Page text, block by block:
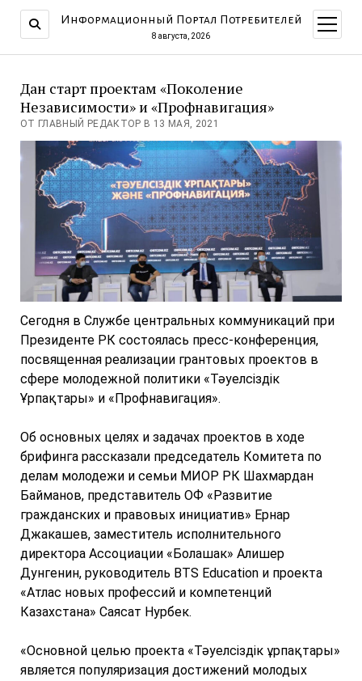
Информационный Портал Потребителей
8 августа, 2026
меню
Дан старт проектам «Поколение
Независимости» и «Профнавигация»
ОТ ГЛАВНЫЙ РЕДАКТОР В 13 МАЯ, 2021
Сегодня в Службе центральных коммуникаций при
Президенте РК состоялась пресс-конференция,
посвященная реализации грантовых проектов в
сфере молодежной политики «Тәуелсіздік
Ұрпақтары» и «Профнавигация».
Об основных целях и задачах проектов в ходе
брифинга рассказали председатель Комитета по
делам молодежи и семьи МИОР РК Шахмардан
Байманов, представитель ОФ «Развитие
гражданских и правовых инициатив» Ернар
Джакашев, заместитель исполнительного
директора Ассоциации «Болашак» Алишер
Дунгенин, руководитель BTS Education и проекта
«Атлас новых профессий и компетенций
Казахстана» Саясат Нурбек.
«Основной целью проекта «Тәуелсіздік ұрпақтары»
является популяризация достижений молодых